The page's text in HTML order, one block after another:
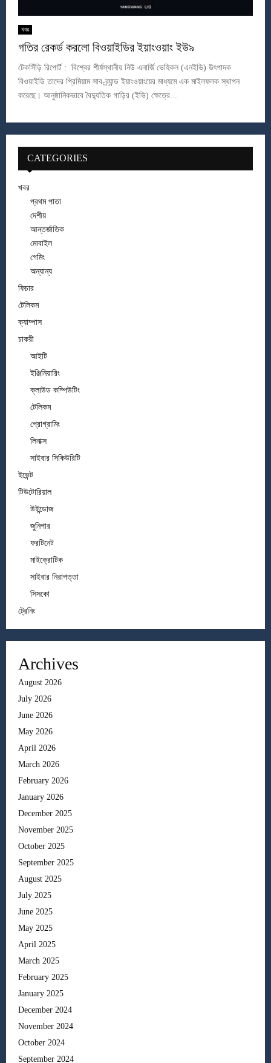
খবর
গতির রেকর্ড করলো বিওয়াইডির ইয়াংওয়াং ইউ৯
টেকসিঁড়ি রিপোর্ট : বিশ্বের শীর্ষস্থানীয় নিউ এনার্জি ভেহিকল (এনইভি) উৎপাদক
বিওয়াইডি তাদের প্রিমিয়াম সাব-ব্র্যান্ড ইয়াংওয়াংয়ের মাধ্যমে এক মাইলফলক স্থাপন
করেছে। আনুষ্ঠানিকভাবে বৈদ্যুতিক গাড়ির (ইভি) ক্ষেত্রে...
CATEGORIES
খবর
প্রথম পাতা
দেশীয়
আন্তর্জাতিক
মোবাইল
গেমিং
অন্যান্য
ফিচার
টেলিকম
ক্যাম্পাস
চাকরী
আইটি
ইঞ্জিনিয়ারিং
ক্লাউড কম্পিউটিং
টেলিকম
প্রোগ্রামিং
লিনাক্স
সাইবার সিকিউরিটি
ইভেন্ট
টিউটোরিয়াল
উইন্ডোজ
জুনিপার
ফরটিনেট
মাইক্রোটিক
সাইবার নিরাপত্তা
সিসকো
ট্রেনিং
Archives
August 2026
July 2026
June 2026
May 2026
April 2026
March 2026
February 2026
January 2026
December 2025
November 2025
October 2025
September 2025
August 2025
July 2025
June 2025
May 2025
April 2025
March 2025
February 2025
January 2025
December 2024
November 2024
October 2024
September 2024